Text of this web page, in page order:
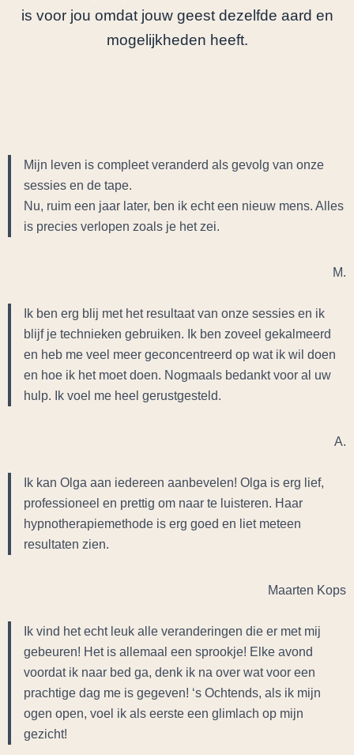
is voor jou omdat jouw geest dezelfde aard en
mogelijkheden heeft.
Mijn leven is compleet veranderd als gevolg van onze
sessies en de tape.
Nu, ruim een jaar later, ben ik echt een nieuw mens. Alles
is precies verlopen zoals je het zei.
M.
Ik ben erg blij met het resultaat van onze sessies en ik
blijf je technieken gebruiken. Ik ben zoveel gekalmeerd
en heb me veel meer geconcentreerd op wat ik wil doen
en hoe ik het moet doen. Nogmaals bedankt voor al uw
hulp. Ik voel me heel gerustgesteld.
A.
Ik kan Olga aan iedereen aanbevelen! Olga is erg lief,
professioneel en prettig om naar te luisteren. Haar
hypnotherapiemethode is erg goed en liet meteen
resultaten zien.
Maarten Kops
Ik vind het echt leuk alle veranderingen die er met mij
gebeuren! Het is allemaal een sprookje! Elke avond
voordat ik naar bed ga, denk ik na over wat voor een
prachtige dag me is gegeven! ‘s Ochtends, als ik mijn
ogen open, voel ik als eerste een glimlach op mijn
gezicht!